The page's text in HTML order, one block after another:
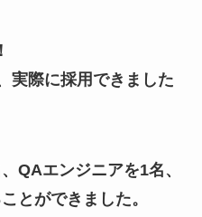
実際に採用できました
QAエンジニアを1名、
とができました。